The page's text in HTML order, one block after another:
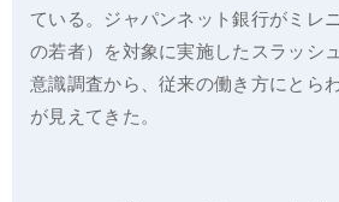
ている。ジャパンネット銀行がミレ
の若者）を対象に実施したスラッシ
意識調査から、従来の働き方にとら
が見えてきた。